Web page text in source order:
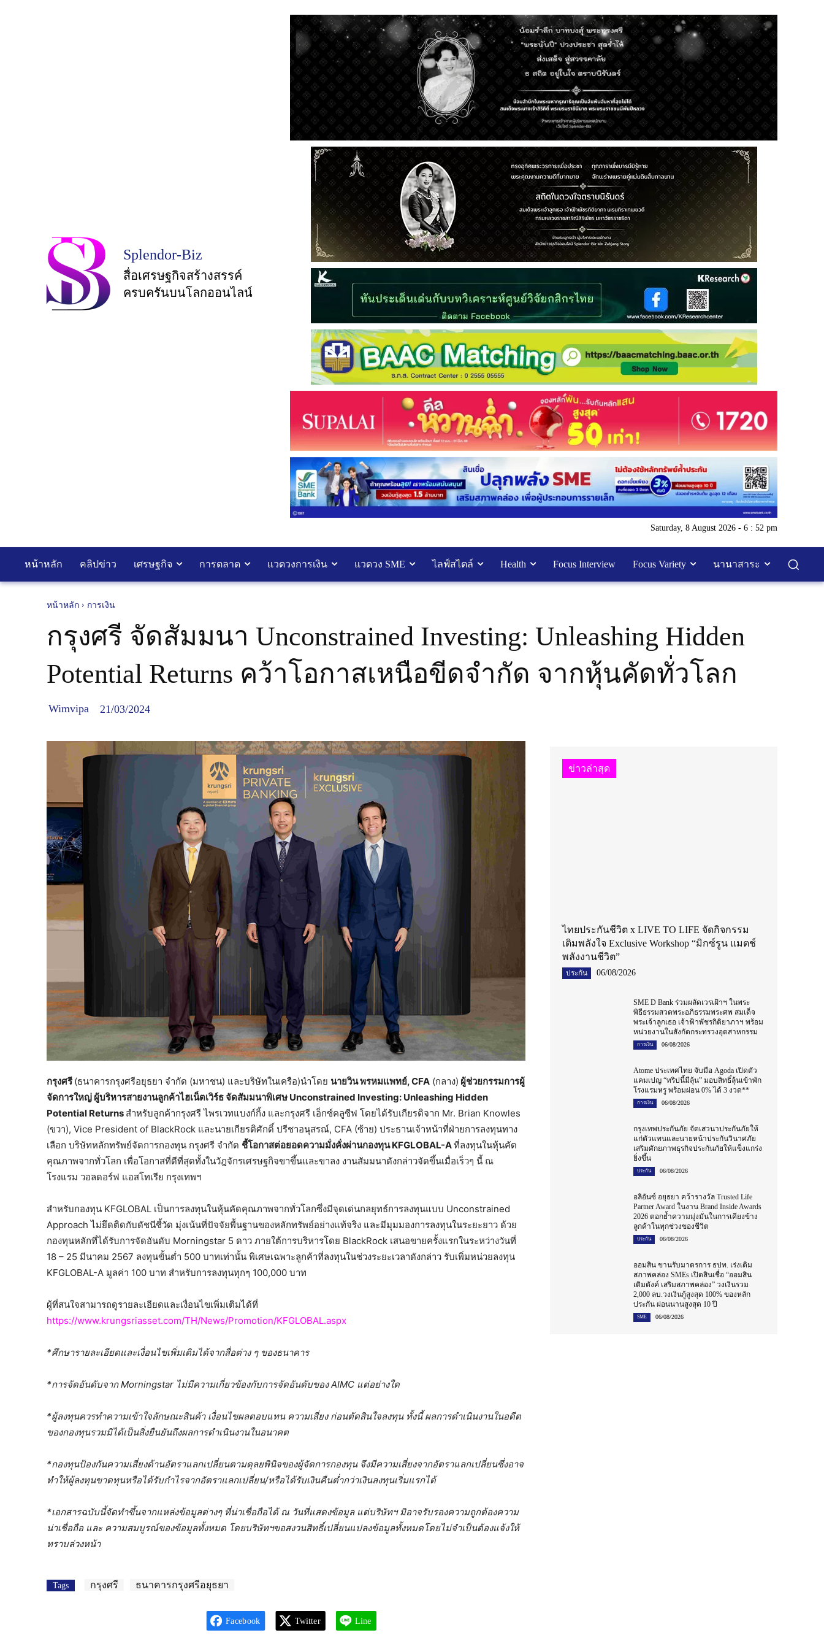
Splendor-Biz
สื่อเศรษฐกิจสร้างสรรค์
ครบครันบนโลกออนไลน์
Saturday, 8 August 2026 - 6 : 52 pm
หน้าหลัก คลิปข่าว เศรษฐกิจ การตลาด แวดวงการเงิน แวดวง SME ไลฟ์สไตล์ Health Focus Interview Focus Variety นานาสาระ
หน้าหลัก การเงิน
กรุงศรี จัดสัมมนา Unconstrained Investing: Unleashing Hidden
Potential Returns คว้าโอกาสเหนือขีดจำกัด จากหุ้นคัดทั่วโลก
Wimvipa 21/03/2024
กรุงศรี(ธนาคารกรุงศรีอยุธยา จำกัด (มหาชน) และบริษัทในเครือ)นำโดย นายวิน พรหมแพทย์, CFA (กลาง) ผู้ช่วยกรรมการผู้
จัดการใหญ่ ผู้บริหารสายงานลูกค้าไฮเน็ตเวิร์ธ จัดสัมมนาพิเศษ Unconstrained Investing: Unleashing Hidden
Potential Returns สำหรับลูกค้ากรุงศรี ไพรเวทแบงก์กิ้ง และกรุงศรี เอ็กซ์คลูซีฟ โดยได้รับเกียรติจาก Mr. Brian Knowles
(ขวา), Vice President of BlackRock และนายเกียรติศักดิ์ ปรีชาอนุสรณ์, CFA (ซ้าย) ประธานเจ้าหน้าที่ฝ่ายการลงทุนทาง
เลือก บริษัทหลักทรัพย์จัดการกองทุน กรุงศรี จำกัด ชี้โอกาสต่อยอดความมั่งคั่งผ่านกองทุนKFGLOBAL-Aที่ลงทุนในหุ้นคัด
คุณภาพจากทั่วโลก เพื่อโอกาสที่ดีที่สุดทั้งในวัฎจักรเศรษฐกิจขาขึ้นและขาลง งานสัมมนาดังกล่าวจัดขึ้นเมื่อเร็วๆ นี้ ณ
โรงแรม วอลดอร์ฟ แอสโทเรีย กรุงเทพฯ
สำหรับกองทุน KFGLOBAL เป็นการลงทุนในหุ้นคัดคุณภาพจากทั่วโลกซึ่งมีจุดเด่นกลยุทธ์การลงทุนแบบ Unconstrained
Approach ไม่ยึดติดกับดัชนีชี้วัด มุ่งเน้นที่ปัจจัยพื้นฐานของหลักทรัพย์อย่างแท้จริง และมีมุมมองการลงทุนในระยะยาว ด้วย
กองทุนหลักที่ได้รับการจัดอันดับ Morningstar 5 ดาว ภายใต้การบริหารโดย BlackRock เสนอขายครั้งแรกในระหว่างวันที่
18 – 25 มีนาคม 2567 ลงทุนขั้นต่ำ 500 บาทเท่านั้น พิเศษเฉพาะลูกค้าที่ลงทุนในช่วงระยะเวลาดังกล่าว รับเพิ่มหน่วยลงทุน
KFGLOBAL-A มูลค่า 100 บาท สำหรับการลงทุนทุกๆ 100,000 บาท
ผู้ที่สนใจสามารถดูรายละเอียดและเงื่อนไขเพิ่มเติมได้ที่
https://www.krungsriasset.com/TH/News/Promotion/KFGLOBAL.aspx
*ศึกษารายละเอียดและเงื่อนไขเพิ่มเติมได้จากสื่อต่าง ๆ ของธนาคาร
*การจัดอันดับจากMorningstar ไม่มีความเกี่ยวข้องกับการจัดอันดับของ AIMC แต่อย่างใด
*ผู้ลงทุนควรทำความเข้าใจลักษณะสินค้า เงื่อนไขผลตอบแทน ความเสี่ยง ก่อนตัดสินใจลงทุน ทั้งนี้ ผลการดำเนินงานในอดีต
ของกองทุนรวมมิได้เป็นสิ่งยืนยันถึงผลการดำเนินงานในอนาคต
*กองทุนป้องกันความเสี่ยงด้านอัตราแลกเปลี่ยนตามดุลยพินิจของผู้จัดการกองทุน จึงมีความเสี่ยงจากอัตราแลกเปลี่ยนซึ่งอาจ
ทำให้ผู้ลงทุนขาดทุนหรือได้รับกำไรจากอัตราแลกเปลี่ยน/หรือได้รับเงินคืนต่ำกว่าเงินลงทุนเริ่มแรกได้
*เอกสารฉบับนี้จัดทำขึ้นจากแหล่งข้อมูลต่างๆ ที่น่าเชื่อถือได้ ณ วันที่แสดงข้อมูล แต่บริษัทฯ มิอาจรับรองความถูกต้องความ
น่าเชื่อถือ และ ความสมบูรณ์ของข้อมูลทั้งหมด โดยบริษัทฯขอสงวนสิทธิ์เปลี่ยนแปลงข้อมูลทั้งหมดโดยไม่จำเป็นต้องแจ้งให้
ทราบล่วงหน้า
Tags กรุงศรี ธนาคารกรุงศรีอยุธยา
Facebook Twitter Line
ข่าวล่าสุด
ไทยประกันชีวิต x LIVE TO LIFE จัดกิจกรรม
เติมพลังใจ Exclusive Workshop “มิกซ์รูน แมตช์
พลังงานชีวิต”
ประกัน 06/08/2026
SME D Bank ร่วมผลัดเวรเฝ้าฯ ในพระ
พิธีธรรมสวดพระอภิธรรมพระศพ สมเด็จ
พระเจ้าลูกเธอ เจ้าฟ้าพัชรกิติยาภาฯ พร้อม
หน่วยงานในสังกัดกระทรวงอุตสาหกรรม
การเงิน 06/08/2026
Atome ประเทศไทย จับมือ Agoda เปิดตัว
แคมเปญ “ทริปนี้มีลุ้น” มอบสิทธิ์ลุ้นเข้าพัก
โรงแรมหรู พร้อมผ่อน 0% ได้ 3 งวด**
การเงิน 06/08/2026
กรุงเทพประกันภัย จัดเสวนาประกันภัยให้
แก่ตัวแทนและนายหน้าประกันวินาศภัย
เสริมศักยภาพธุรกิจประกันภัยให้แข็งแกร่ง
ยิ่งขึ้น
ประกัน 06/08/2026
อลิอันซ์ อยุธยา คว้ารางวัล Trusted Life
Partner Award ในงาน Brand Inside Awards
2026 ตอกย้ำความมุ่งมั่นในการเคียงข้าง
ลูกค้าในทุกช่วงของชีวิต
ประกัน 06/08/2026
ออมสิน ขานรับมาตรการ ธปท. เร่งเติม
สภาพคล่อง SMEs เปิดสินเชื่อ “ออมสิน
เติมตังค์ เสริมสภาพคล่อง” วงเงินรวม
2,000 ลบ.วงเงินกู้สูงสุด 100% ของหลัก
ประกัน ผ่อนนานสูงสุด 10 ปี
SME 06/08/2026